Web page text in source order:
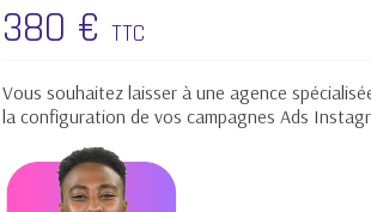
380 € TTC
Vous souhaitez laisser à une agence
la configuration de vos campagnes Ads